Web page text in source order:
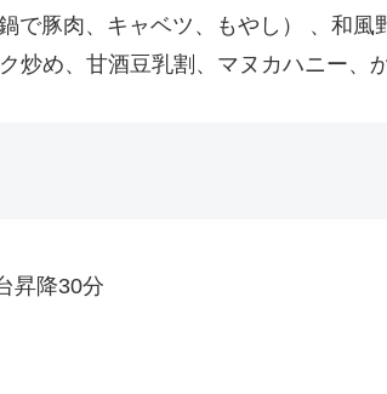
で豚肉、キャベツ、もやし） 、和風
炒め、甘酒豆乳割、マヌカハニー、
昇降30分